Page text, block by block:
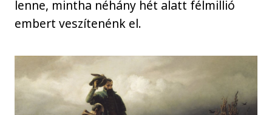
lenne, mintha néhány hét alatt félmillió
embert veszítenénk el.